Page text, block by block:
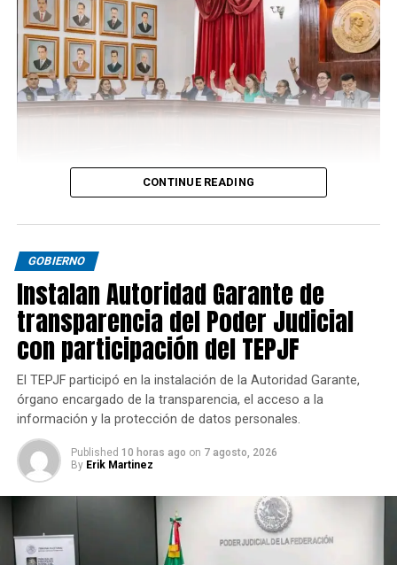
CONTINUE READING
GOBIERNO
Instalan Autoridad Garante de
transparencia del Poder Judicial
con participación del TEPJF
El TEPJF participó en la instalación de la Autoridad Garante,
órgano encargado de la transparencia, el acceso a la
información y la protección de datos personales.
Published 10 horas ago on 7 agosto, 2026
By Erik Martinez